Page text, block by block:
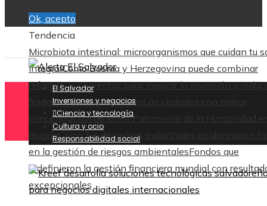
Ok, acepto
Tendencia
Microbiota intestinal: microorganismos que cuidan tu
integralCómo Bosnia y Herzegovina puede combinar
reformas y proyectos para mejorar la inversión y
fragmentación económica
Las ciudades con mayor
concentración de sitios Patrimonio de la Humanidad
mundoCómo los desastres industriales evidenciaron
en la gestión de riesgos ambientalesFondos que
redefinieron la gestión financiera mundial con
excepcionales
El Salvador
Inversiones y negocios
Ciencia y tecnología
Cultura y ocio
Responsabilidad social